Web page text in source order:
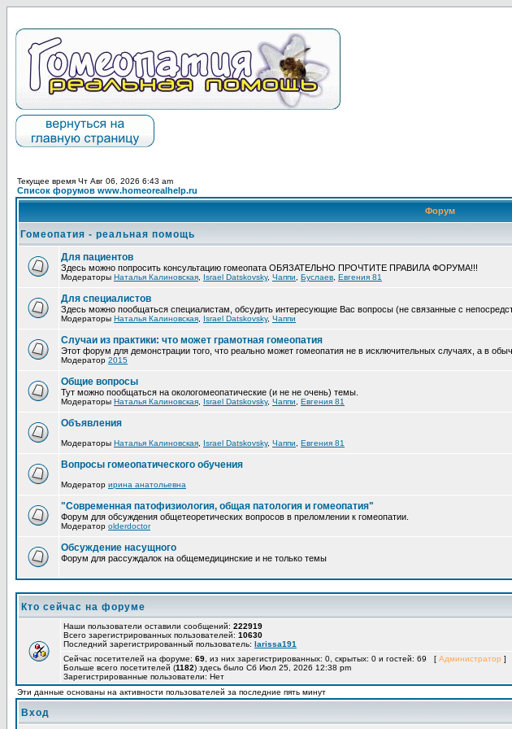
Текущее время Чт Авг 06, 2026 6:43 am
Список форумов www.homeorealhelp.ru
Форум
Гомеопатия - реальная помощь
Для пациентов
Здесь можно попросить консультацию гомеопата ОБЯЗАТЕЛЬНО ПРОЧТИТЕ ПРАВИЛА ФОРУМА!!!
Модераторы Наталья Калиновская Israel Datskovsky, Чаппи Буслаев Евгения 81
Для специалистов
Здесь можно пообщаться специалистам, обсудить интересующие Вас вопросы (не связанные с
Модераторы Наталья Калиновская Israel Datskovsky, Чаппи
Случаи из практики: что может грамотная гомеопатия
Этот форум для демонстрации того, что реально может гомеопатия не в исключительных случаях, а в
Модератор 2015
Общие вопросы
Тут можно пообщаться на окологомеопатические (и не не очень) темы.
Модераторы Наталья Калиновская Israel Datskovsky, Чаппи Евгения 81
Объявления
Модераторы Наталья Калиновская Israel Datskovsky, Чаппи Евгения 81
Вопросы гомеопатического обучения
Модератор ирина анатольевна
"Современная патофизиология, общая патология и гомеопатия"
Форум для обсуждения общетеоретических вопросов в преломлении к гомеопатии.
Модератор olderdoctor
Обсуждение насущного
Форум для рассуждалок на общемедицинские и не только темы
Кто сейчас на форуме
Наши пользователи оставили сообщений: 222919
Всего зарегистрированных пользователей: 10630
Последний зарегистрированный пользователь: larissa191
Сейчас посетителей на форуме: 69 , из них зарегистрированных: 0, скрытых: 0 и гостей: 69 [ Администратор ]
Больше всего посетителей (1182) здесь было Сб Июл 25, 2026 12:38 pm
Зарегистрированные пользователи: Нет
Эти данные основаны на активности пользователей за последние пять минут
Вход